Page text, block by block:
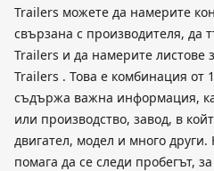
Trailers можете да намерите
свързана с производителя, да
Trailers и да намерите листове
Trailers . Това е комбинация от
съдържа важна информация,
или производство, завод, в
двигател, модел и много
помага да се следи пробегът,